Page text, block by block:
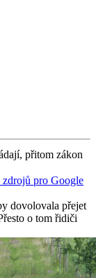
přitom zákon
zdrojů pro Google
dovolovala přejet
o tom řidiči